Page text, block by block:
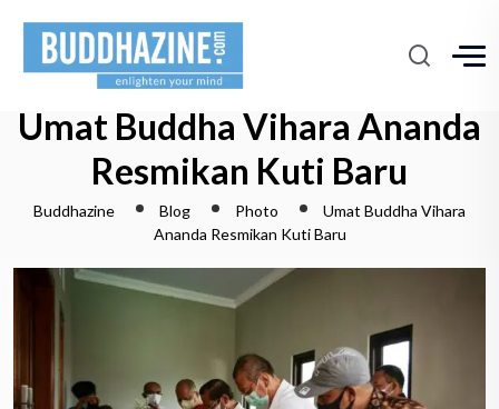
Umat Buddha Vihara Ananda
Resmikan Kuti Baru
Buddhazine Blog Photo
Umat Buddha Vihara
Ananda Resmikan Kuti Baru